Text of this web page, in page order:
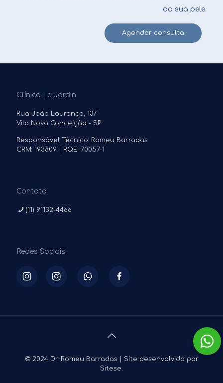
da sua pele.
Agendar consulta
Clínica Le Jardin
Rua João Lourenço, 137
Vila Nova Conceição - SP
Responsável Técnico: Romeu Barradas
CRM: 193809 | RQE: 70057-1
Contato
(11) 91132-4466
Redes Sociais
© 2024 Dr. Romeu Barradas | Site desenvolvido por
Sitese.